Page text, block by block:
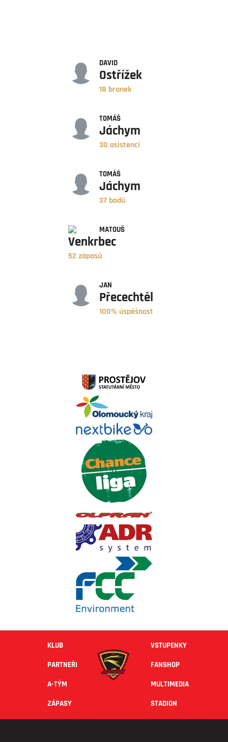
DAVID
Ostřížek
18 branek
TOMÁŠ
Jáchym
30 asistencí
TOMÁŠ
Jáchym
37 bodů
MATOUŠ
Venkrbec
52 zápasů
JAN
Přecechtěl
100% úspěšnost
KLUB
PARTNEŘI
A-TÝM
ZÁPASY
VSTUPENKY
FANSHOP
MULTIMEDIA
STADION